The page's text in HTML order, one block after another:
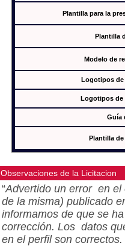
Plantilla para la
Plantilla
Modelo de
Logotipos de
Logotipos de
Guía
Plantilla
Observaciones de la Licitacion
“Advertido un error en el
de la misma) publicado
informamos de que se
corrección. Los datos
en el perfil son correctos.